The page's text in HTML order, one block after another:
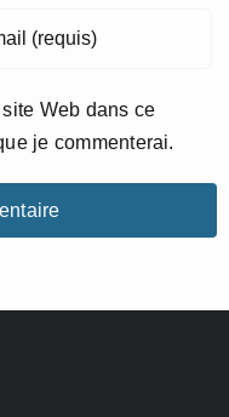
Web dans ce
je commenterai.